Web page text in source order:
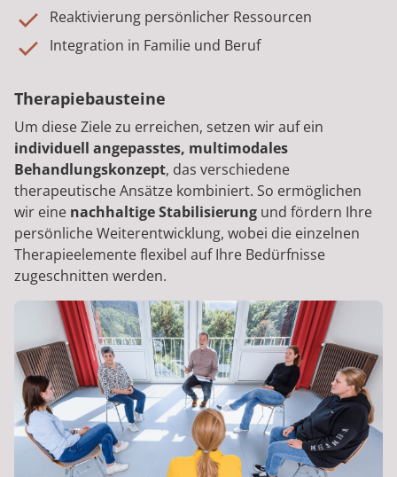
Reaktivierung persönlicher Ressourcen
Integration in Familie und Beruf
Therapiebausteine
Um diese Ziele zu erreichen, setzen wir auf ein
individuell angepasstes, multimodales
Behandlungskonzept, das verschiedene
therapeutische Ansätze kombiniert. So ermöglichen
wir eine nachhaltige Stabilisierung und fördern Ihre
persönliche Weiterentwicklung, wobei die einzelnen
Therapieelemente flexibel auf Ihre Bedürfnisse
zugeschnitten werden.